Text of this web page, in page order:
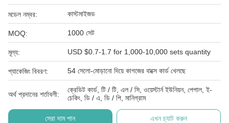
মডেল নম্বর: কাস্টমাইজড
MOQ: 1000 সেট
মূল্য: USD $0.7-1.7 for 1,000-10,000 sets quantity
প্যাকেজিং বিবরণ: 54 সেলো-মোড়ানো দিয়ে কাগজের বাক্সে কার্ড খেলছে
অর্থ প্রদানের শর্তাবলী:
ক্রেডিট কার্ড, টি / টি, এল / সি, ওয়েস্টার্ন ইউনিয়ন, পেপাল, ই-
চেকিং, ডি / এ, ডি / পি, মানিগ্রাম
সেরা দাম পান এখন চ্যাট করুন